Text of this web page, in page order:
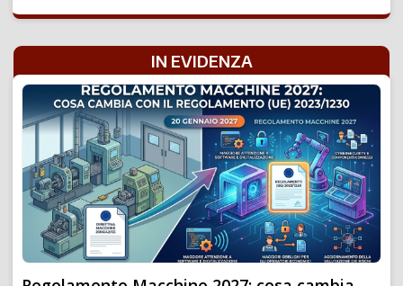
IN EVIDENZA